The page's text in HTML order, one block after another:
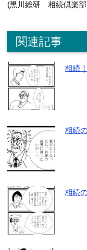
(黒川総研 相続倶楽部
関連記事
相続
相続
相続